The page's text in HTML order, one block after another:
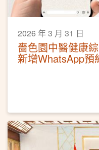
2026 年 3 月 31 日
嗇色園中醫健康
新增WhatsApp預